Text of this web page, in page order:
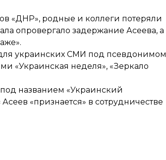
«ДНР», родные и коллеги потеряли
опровергало задержание Асеева, а
украинских СМИ под псевдонимом
«Украинская неделя», «Зеркало
названием «Украинский
«признается» в сотрудничестве